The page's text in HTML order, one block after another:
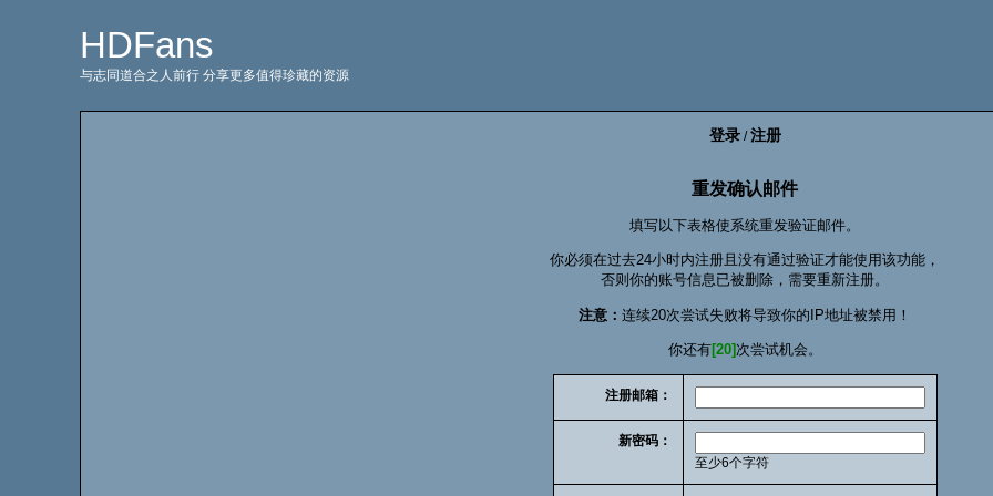
HDFans
与志同道合之人前行 分享更多值得珍藏的资源
登录/注册
重发确认邮件
填写以下表格使系统重发验证邮件。
你必须在过去24小时内注册且没有通过验证才能使用该功能，
否则你的账号信息已被删除，需要重新注册。
注意： 连续20次尝试失败将导致你的IP地址被禁用！
你还有[20] 次尝试机会。
注册邮箱：
新密码：
至少6个字符